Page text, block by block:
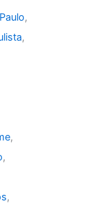
,
,
,
,
,